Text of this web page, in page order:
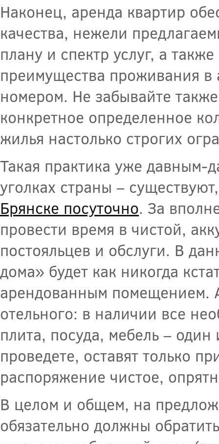
Наконец, аренда квартир
качества, нежели
плану и спектр услуг, а
преимущества проживания в
номером. Не забывайте
конкретное определенное
жилья настолько строгих
Такая практика уже давным-
уголках страны –
Брянске посуточно. За
провести время в чистой,
постояльцев и обслуги. В
дома» будет как никогда
арендованным помещением.
отельного: в наличии все
плита, посуда, мебель –
проведете, оставят только
распоряжение чистое,
В целом и общем, на
обязательно должны